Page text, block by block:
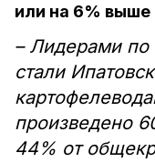
или на 6% выше
– Лидерами по
стали
произведено
44% от